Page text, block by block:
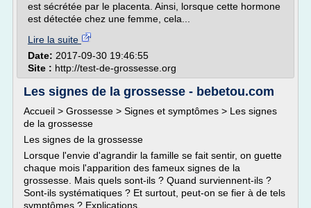
est sécrétée par le placenta. Ainsi, lorsque cette hormone
est détectée chez une femme, cela...
Lire la suite
Date: 2017-09-30 19:46:55
Site : http://test-de-grossesse.org
Les signes de la grossesse - bebetou.com
Accueil > Grossesse > Signes et symptômes > Les signes
de la grossesse
Les signes de la grossesse
Lorsque l'envie d'agrandir la famille se fait sentir, on guette
chaque mois l'apparition des fameux signes de la
grossesse. Mais quels sont-ils ? Quand surviennent-ils ?
Sont-ils systématiques ? Et surtout, peut-on se fier à de tels
symptômes ? Explications.